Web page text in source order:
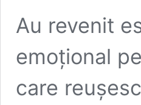
Au revenit
emoțional
care